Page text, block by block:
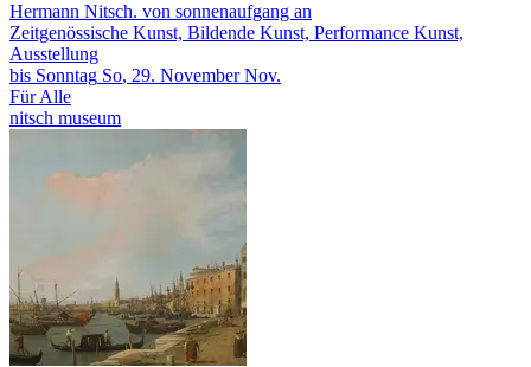
Hermann Nitsch. von sonnenaufgang an
Zeitgenössische Kunst, Bildende Kunst, Performance Kunst,
Ausstellung
bis Sonntag So, 29. November Nov.
Für Alle
nitsch museum